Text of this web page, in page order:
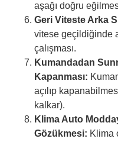
aşağı doğru
Geri Viteste Arka
vitese geçildiğinde
çalışması.
Kumandadan
Kapanması:
açılıp
kalkar).
Klima Auto
Gözükmesi: Klima